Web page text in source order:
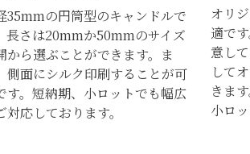
35mmの円筒型のキャンドルで
長さは20mmか50mmのサイズ
から選ぶことができます。ま
側面にシルク印刷することが可
す。短納期、小ロットでも幅広
対応しております。
オリ
適で
意し
して
きま
小ロ